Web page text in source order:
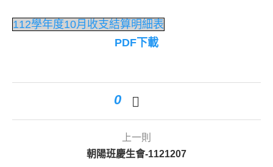
112學年度10月收支結算明細表
PDF下載
0
上一則
朝陽班慶生會-1121207